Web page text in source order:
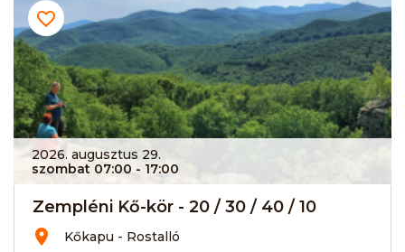
2026. augusztus 29.
szombat 07:00 - 17:00
Zempléni Kő-kör - 20 / 30 / 40 / 10
Kőkapu - Rostalló